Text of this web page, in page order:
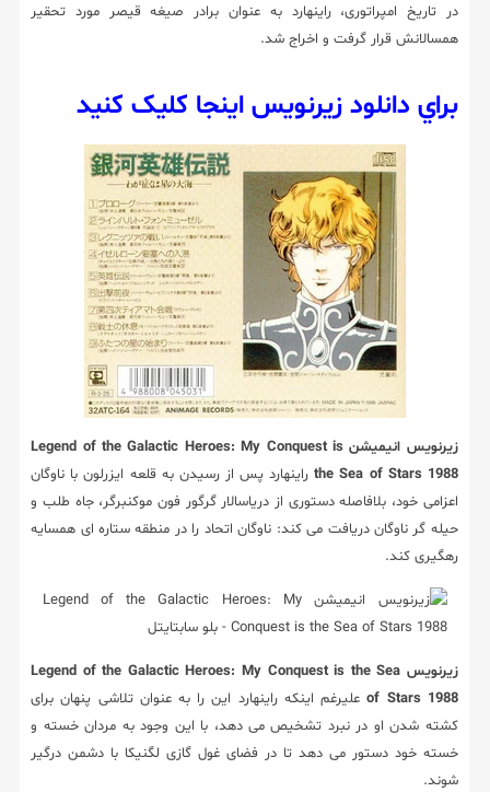
در تاریخ امپراتوری، راینهارد به عنوان برادر صیغه قیصر مورد تحقیر
همسالانش قرار گرفت و اخراج شد.
براي دانلود زيرنويس اينجا کليک کنيد
زیرنویس انیمیشن Legend of the Galactic Heroes: My Conquest is
the Sea of Stars 1988 راینهارد پس از رسیدن به قلعه ایزرلون با ناوگان
اعزامی خود، بلافاصله دستوری از دریاسالار گرگور فون موکنبرگر، جاه طلب و
حیله گر ناوگان دریافت می کند: ناوگان اتحاد را در منطقه ستاره ای همسایه
رهگیری کند.
زیرنویس Legend of the Galactic Heroes: My Conquest is the Sea
of Stars 1988 علیرغم اینکه راینهارد این را به عنوان تلاشی پنهان برای
کشته شدن او در نبرد تشخیص می دهد، با این وجود به مردان خسته و
خسته خود دستور می دهد تا در فضای غول گازی لگنیکا با دشمن درگیر
شوند.